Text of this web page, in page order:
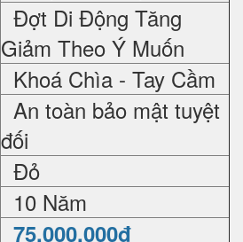
Đợt Di Động Tăng
Giảm Theo Ý Muốn
Khoá Chìa - Tay Cầm
An toàn bảo mật tuyệt
đối
Đỏ
10 Năm
75.000.000đ